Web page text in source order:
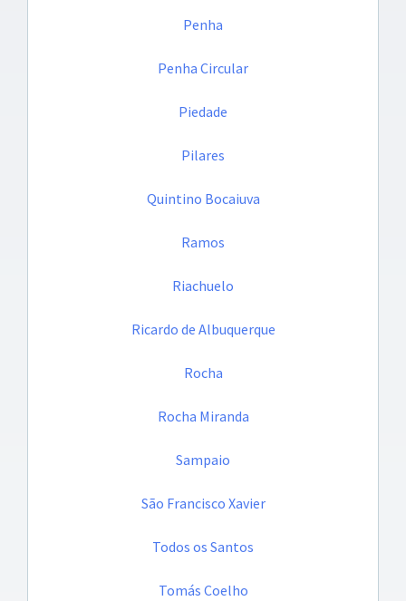
Penha
Penha Circular
Piedade
Pilares
Quintino Bocaiuva
Ramos
Riachuelo
Ricardo de Albuquerque
Rocha
Rocha Miranda
Sampaio
São Francisco Xavier
Todos os Santos
Tomás Coelho